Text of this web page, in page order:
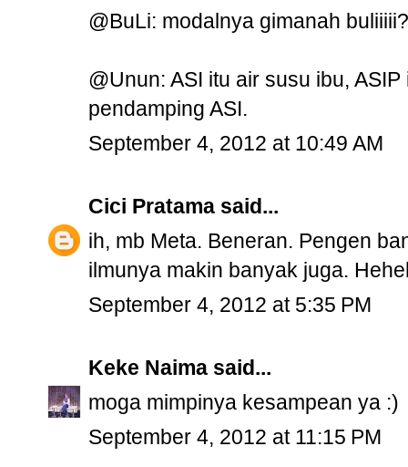
@BuLi: modalnya gimanah buliiiii?
@Unun: ASI itu air susu ibu,
pendamping ASI.
September 4, 2012 at 10:49 AM
Cici Pratama said...
ih, mb Meta. Beneran. Pengen
ilmunya makin banyak juga.
September 4, 2012 at 5:35 PM
Keke Naima said...
moga mimpinya kesampean ya :)
September 4, 2012 at 11:15 PM